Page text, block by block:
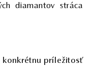
diamantov stráca
konkrétnu príležitosť